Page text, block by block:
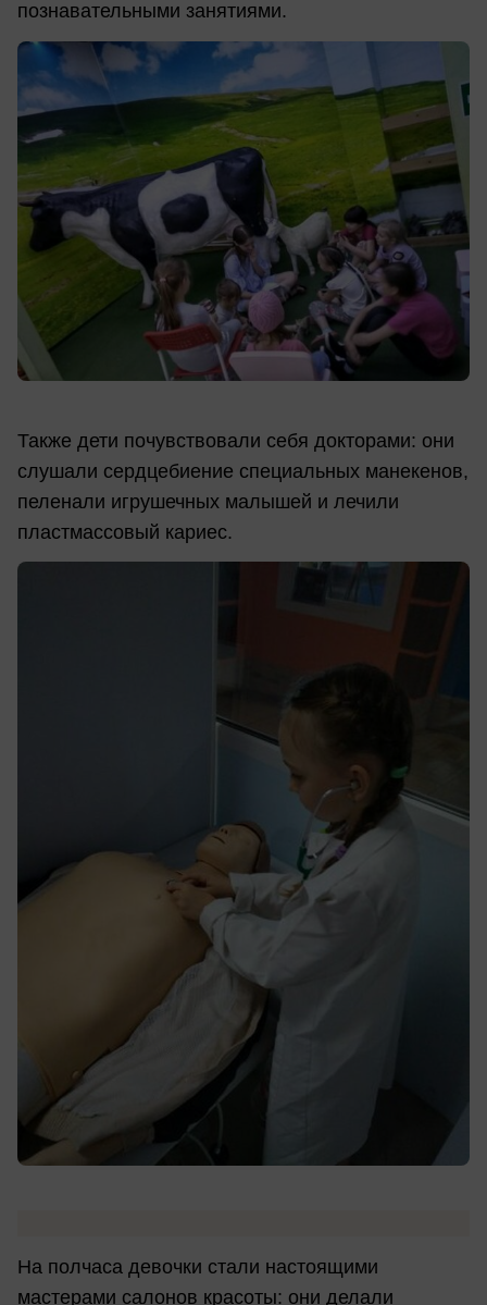
познавательными занятиями.
Также дети почувствовали себя докторами: они
слушали сердцебиение специальных манекенов,
пеленали игрушечных малышей и лечили
пластмассовый кариес.
На полчаса девочки стали настоящими
мастерами салонов красоты: они делали